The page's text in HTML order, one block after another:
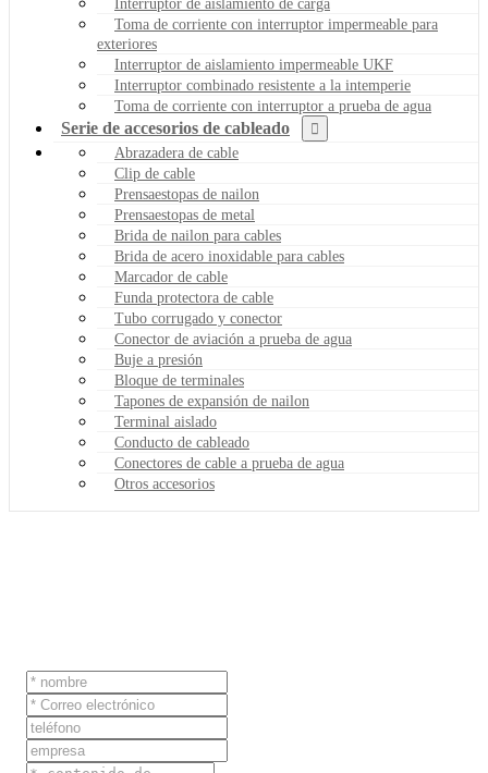
Interruptor de aislamiento de carga
Toma de corriente con interruptor impermeable para
exteriores
Interruptor de aislamiento impermeable UKF
Interruptor combinado resistente a la intemperie
Toma de corriente con interruptor a prueba de agua
Serie de accesorios de cableado
Abrazadera de cable
Clip de cable
Prensaestopas de nailon
Prensaestopas de metal
Brida de nailon para cables
Brida de acero inoxidable para cables
Marcador de cable
Funda protectora de cable
Tubo corrugado y conector
Conector de aviación a prueba de agua
Buje a presión
Bloque de terminales
Tapones de expansión de nailon
Terminal aislado
Conducto de cableado
Conectores de cable a prueba de agua
Otros accesorios